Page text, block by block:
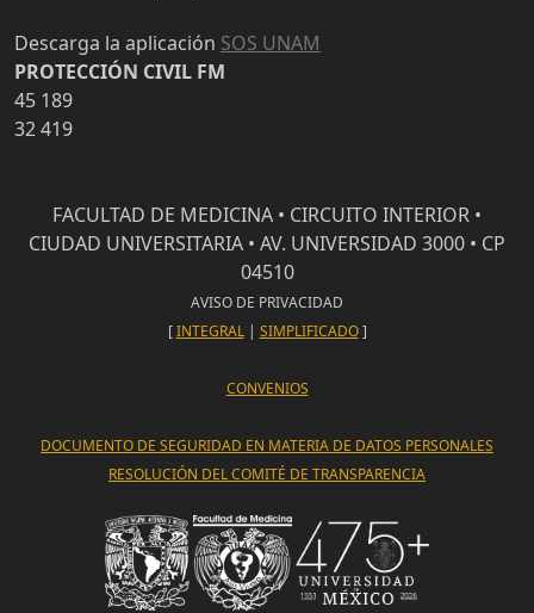
Descarga la aplicación SOS UNAM
PROTECCIÓN CIVIL FM
45 189
32 419
FACULTAD DE MEDICINA • CIRCUITO INTERIOR •
CIUDAD UNIVERSITARIA • AV. UNIVERSIDAD 3000 • CP
04510
AVISO DE PRIVACIDAD
[INTEGRAL| SIMPLIFICADO]
CONVENIOS
DOCUMENTO DE SEGURIDAD EN MATERIA DE DATOS PERSONALES
RESOLUCIÓN DEL COMITÉ DE TRANSPARENCIA